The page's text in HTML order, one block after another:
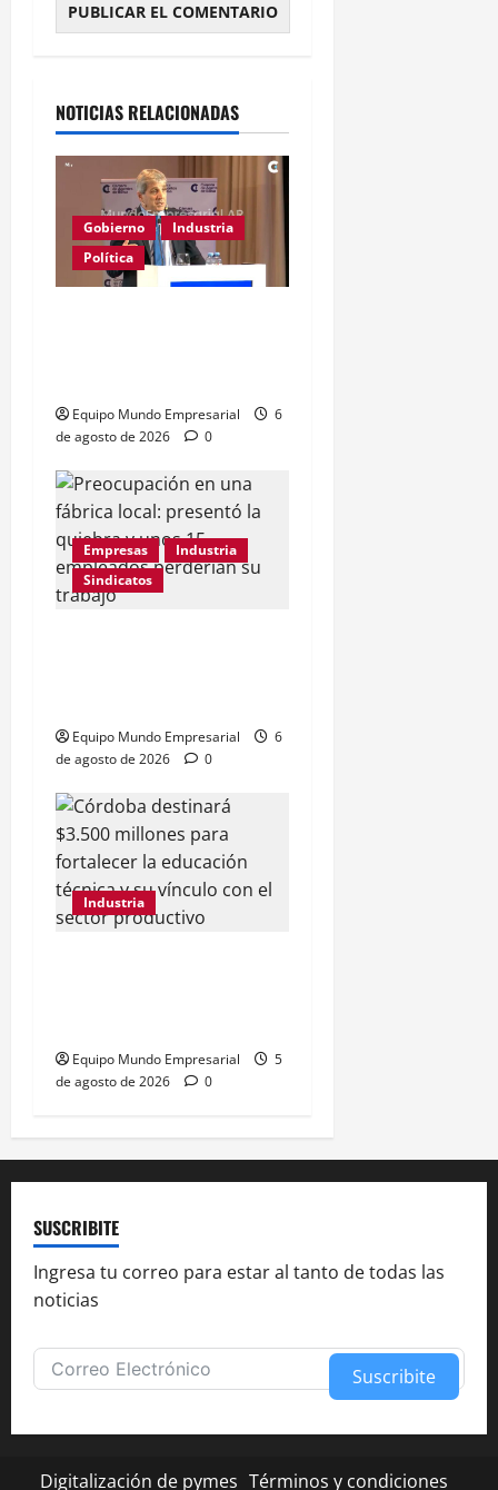
NOTICIAS RELACIONADAS
Gobierno
Industria
Política
Equipo Mundo Empresarial
6
de agosto de 2026
0
Empresas
Industria
Sindicatos
Equipo Mundo Empresarial
6
de agosto de 2026
0
Industria
Equipo Mundo Empresarial
5
de agosto de 2026
0
SUSCRIBITE
Ingresa tu correo para estar al tanto de todas las
noticias
Suscribite
Digitalización de pymes Términos y condiciones